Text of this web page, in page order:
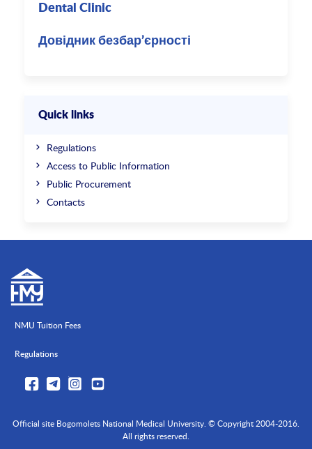
Dental Clinic
Довідник безбар’єрності
Quick links
Regulations
Access to Public Information
Public Procurement
Contacts
NMU Tuition Fees
Regulations
Official site Bogomolets National Medical University. © Copyright 2004-2016.
All rights reserved.